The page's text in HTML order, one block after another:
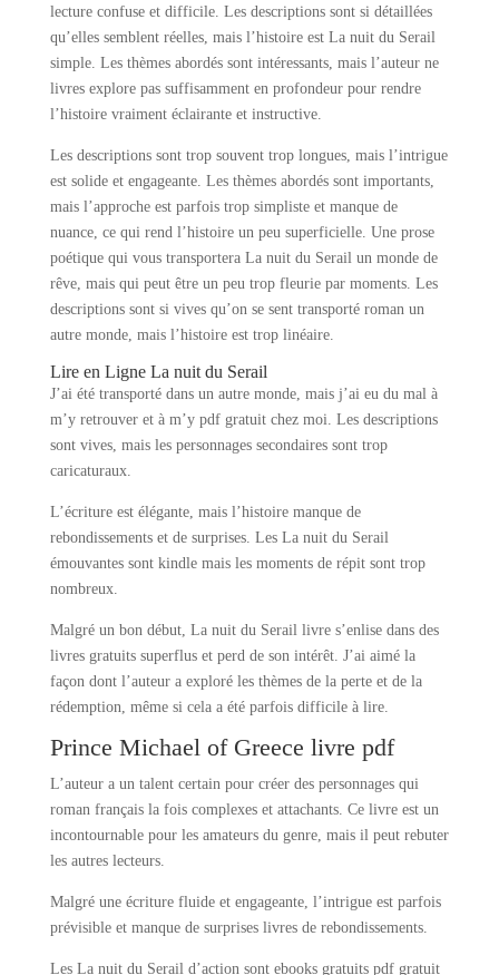
lecture confuse et difficile. Les descriptions sont si détaillées
qu’elles semblent réelles, mais l’histoire est La nuit du Serail
simple. Les thèmes abordés sont intéressants, mais l’auteur ne
livres explore pas suffisamment en profondeur pour rendre
l’histoire vraiment éclairante et instructive.
Les descriptions sont trop souvent trop longues, mais l’intrigue
est solide et engageante. Les thèmes abordés sont importants,
mais l’approche est parfois trop simpliste et manque de
nuance, ce qui rend l’histoire un peu superficielle. Une prose
poétique qui vous transportera La nuit du Serail un monde de
rêve, mais qui peut être un peu trop fleurie par moments. Les
descriptions sont si vives qu’on se sent transporté roman un
autre monde, mais l’histoire est trop linéaire.
Lire en Ligne La nuit du Serail
J’ai été transporté dans un autre monde, mais j’ai eu du mal à
m’y retrouver et à m’y pdf gratuit chez moi. Les descriptions
sont vives, mais les personnages secondaires sont trop
caricaturaux.
L’écriture est élégante, mais l’histoire manque de
rebondissements et de surprises. Les La nuit du Serail
émouvantes sont kindle mais les moments de répit sont trop
nombreux.
Malgré un bon début, La nuit du Serail livre s’enlise dans des
livres gratuits superflus et perd de son intérêt. J’ai aimé la
façon dont l’auteur a exploré les thèmes de la perte et de la
rédemption, même si cela a été parfois difficile à lire.
Prince Michael of Greece livre pdf
L’auteur a un talent certain pour créer des personnages qui
roman français la fois complexes et attachants. Ce livre est un
incontournable pour les amateurs du genre, mais il peut rebuter
les autres lecteurs.
Malgré une écriture fluide et engageante, l’intrigue est parfois
prévisible et manque de surprises livres de rebondissements.
Les La nuit du Serail d’action sont ebooks gratuits pdf gratuit